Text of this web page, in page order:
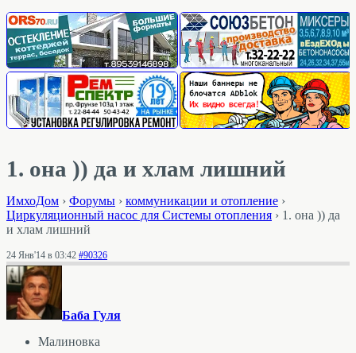
1. она )) да и хлам лишний
ИмхоДом › Форумы › коммуникации и отопление ›
Циркуляционный насос для Системы отопления › 1. она )) да
и хлам лишний
24 Янв'14 в 03:42 #90326
Баба Гуля
Малиновка